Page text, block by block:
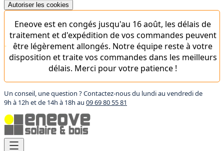
Autoriser les cookies
Eneove est en congés jusqu'au 16 août, les délais de
traitement et d'expédition de vos commandes peuvent
être légèrement allongés. Notre équipe reste à votre
disposition et traite vos commandes dans les meilleurs
délais. Merci pour votre patience !
Un conseil, une question ? Contactez-nous du lundi au vendredi de
9h à 12h et de 14h à 18h au 09 69 80 55 81
Aller
contenu